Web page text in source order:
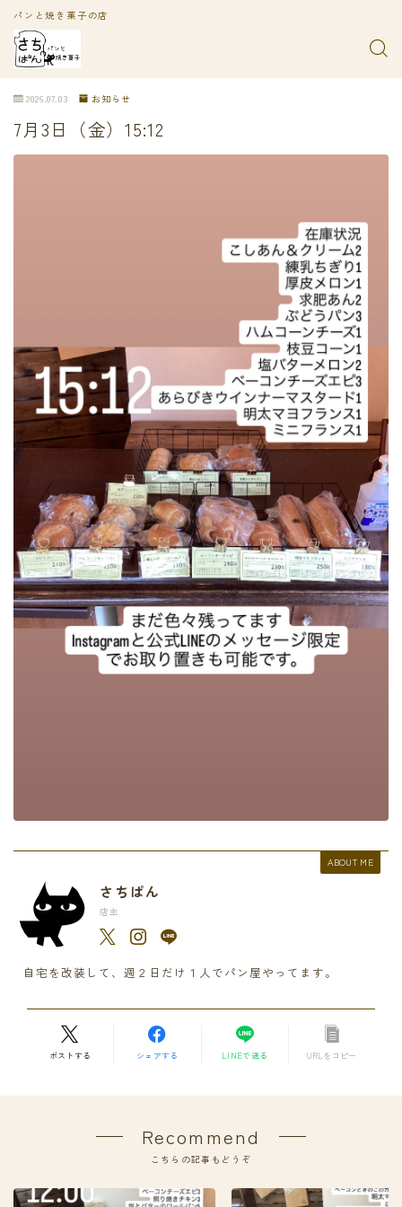
パンと焼き菓子の店
2026.07.03 お知らせ
7月3日（金）15:12
ABOUT ME
さちぱん
店主
自宅を改装して、週２日だけ１人でパン屋やってます。
ポストする シェアする LINEで送る URLをコピー
Recommend
こちらの記事もどうぞ